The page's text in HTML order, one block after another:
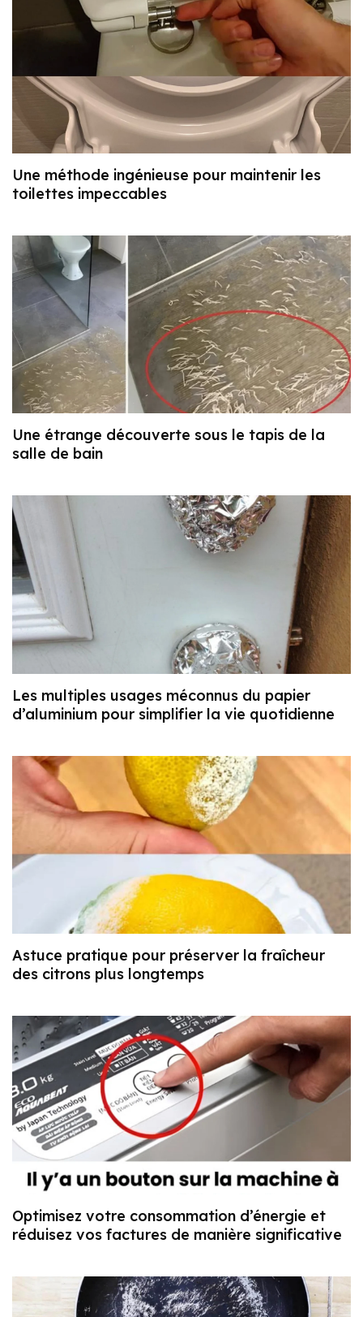
Une méthode ingénieuse pour maintenir les
toilettes impeccables
Une étrange découverte sous le tapis de la
salle de bain
Les multiples usages méconnus du papier
d’aluminium pour simplifier la vie quotidienne
Astuce pratique pour préserver la fraîcheur
des citrons plus longtemps
Optimisez votre consommation d’énergie et
réduisez vos factures de manière significative